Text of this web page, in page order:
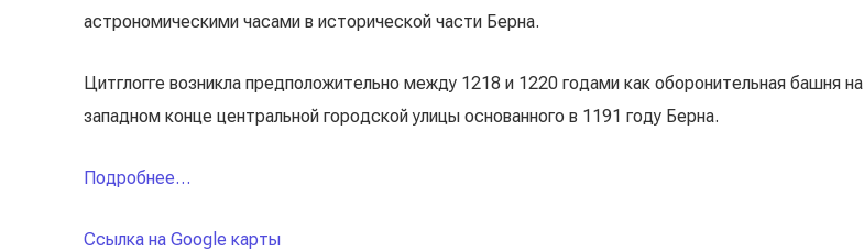
астрономическими часами в исторической части Берна.
Цитглогге возникла предположительно между 1218 и 1220 годами как оборонительная башня на
западном конце центральной городской улицы основанного в 1191 году Берна.
Подробнее…
Ссылка на Google карты